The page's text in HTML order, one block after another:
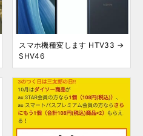
スマホ機種変します HTV33 →
SHV46